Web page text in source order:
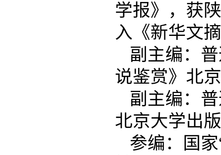
学报》，获
入《新华文
副主编：
说鉴赏》北
副主编：
北京大学出
参编：国